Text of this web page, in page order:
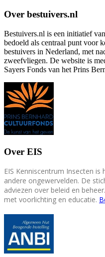
Over bestuivers.nl
Bestuivers.nl is een initiatief
bedoeld als centraal punt voor
bestuivers in Nederland, met
zweefvliegen. De website is
Sayers Fonds van het Prins
Over EIS
EIS Kenniscentrum Insecten
andere ongewervelden. De
adviezen over beleid en
met voorlichting en educatie.